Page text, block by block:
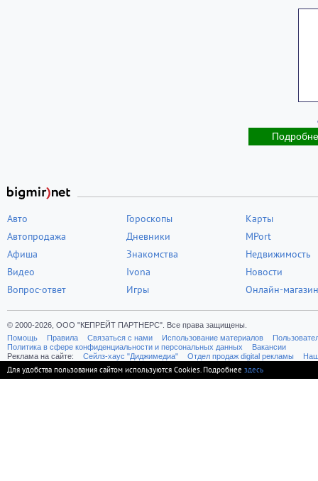
Авто
Автопродажа
Афиша
Видео
Вопрос-ответ
Гороскопы
Дневники
Знакомства
Ivona
Игры
Карты
MPort
Недвижимость
Новости
Онлайн-магазин
© 2000-2026, ООО "КЕПРЕЙТ ПАРТНЕРС". Все права защищены.
Помощь
Правила Связаться с нами Использование материалов
Политика в сфере конфиденциальности и персональных данных
Вакансии
Реклама на сайте:
Cейлз-хаус "Диджимедиа" Отдел продаж digital рекламы
Для удобства пользования сайтом используются Cookies. Подробнее здесь